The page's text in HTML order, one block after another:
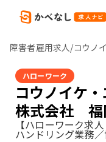
ハローワーク
コウノイケ
株式会社 福
【ハローワーク求
ハンドリング業務